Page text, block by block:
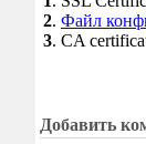
2. Файл
3. CA
Добавить